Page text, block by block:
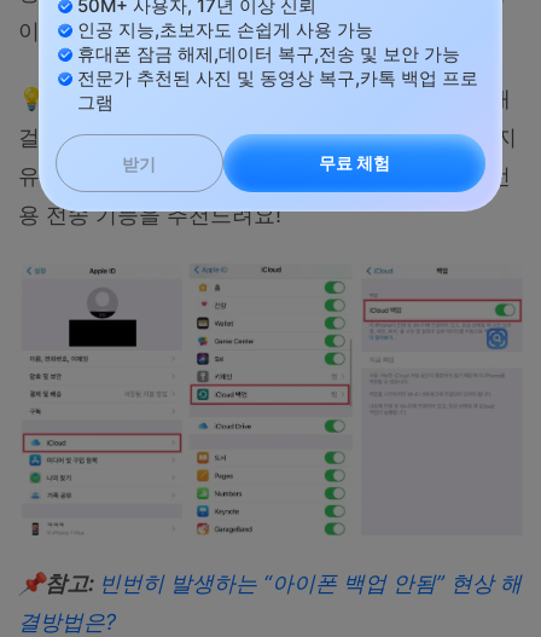
이터 전송이 시작됩니다.
💡 주의:무선 전송은 사진이 많을 경우 시간이 오래
걸릴 수 있습니다. 대용량 미디어와 카톡 데이터까지
유실 없이 빠르게 옮기고 싶다면 Dr.Fone
의 유선 전
용 전송 기능을 추천드려요!
📌참고: 빈번히 발생하는 “아이폰 백업 안됨” 현상 해
결방법은?
50M+ 사용자, 17년 이상 신뢰
인공 지능,초보자도 손쉽게 사용 가능
휴대폰 잠금 해제,데이터 복구,전송 및 보안 가능
전문가 추천된 사진 및 동영상 복구,카톡 백업 프로
그램
받기 무료 체험